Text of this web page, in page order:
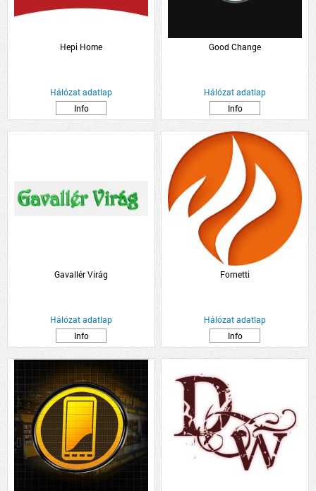
Hepi Home
Hálózat adatlap
Info
Good Change
Hálózat adatlap
Info
Gavallér Virág
Hálózat adatlap
Info
Fornetti
Hálózat adatlap
Info